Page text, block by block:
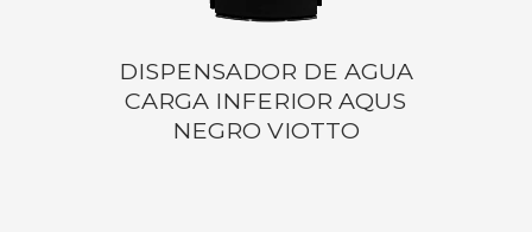
DISPENSADOR DE AGUA
CARGA INFERIOR AQUS
NEGRO VIOTTO